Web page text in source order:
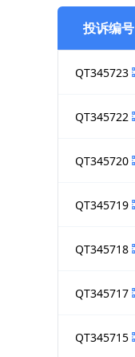
投诉编号
QT345723
QT345722
QT345720
QT345719
QT345718
QT345717
QT345715